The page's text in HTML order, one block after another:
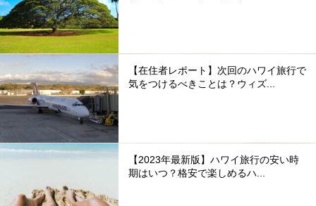
【在住者レポート】次回のハワイ旅行で
気をつけるべきことは？ウィズ...
【2023年最新版】ハワイ旅行の安い時
期はいつ？格安で楽しめるハ...